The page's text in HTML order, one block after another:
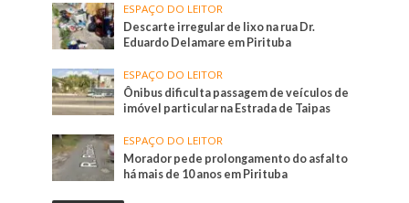
ESPAÇO DO LEITOR
Descarte irregular de lixo na rua Dr.
Eduardo Delamare em Pirituba
ESPAÇO DO LEITOR
Ônibus dificulta passagem de veículos de
imóvel particular na Estrada de Taipas
ESPAÇO DO LEITOR
Morador pede prolongamento do asfalto
há mais de 10 anos em Pirituba